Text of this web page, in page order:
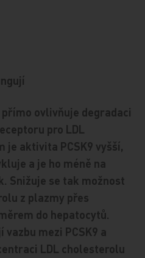
ovlivňuje degradaci
pro LDL
je aktivita PCSK9 vyšší,
a je ho méně na
Snižuje se tak možnost
z plazmy přes
do hepatocytů.
mezi PCSK9 a
LDL cholesterolu